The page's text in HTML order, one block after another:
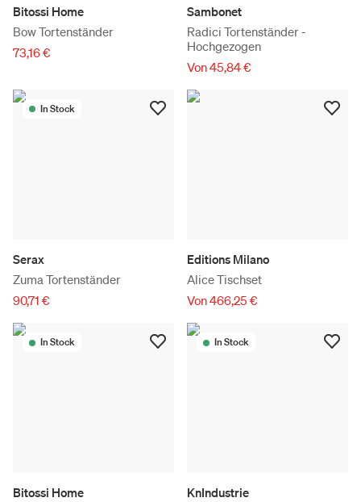
Bitossi Home
Bow Tortenständer
73,16 €
Sambonet
Radici Tortenständer -
Hochgezogen
Von 45,84 €
In Stock
Serax
Zuma Tortenständer
90,71 €
Editions Milano
Alice Tischset
Von 466,25 €
In Stock
Bitossi Home
In Stock
KnIndustrie